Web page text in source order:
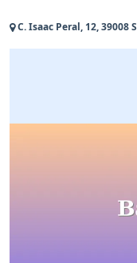
C. Isaac Peral, 12, 39008